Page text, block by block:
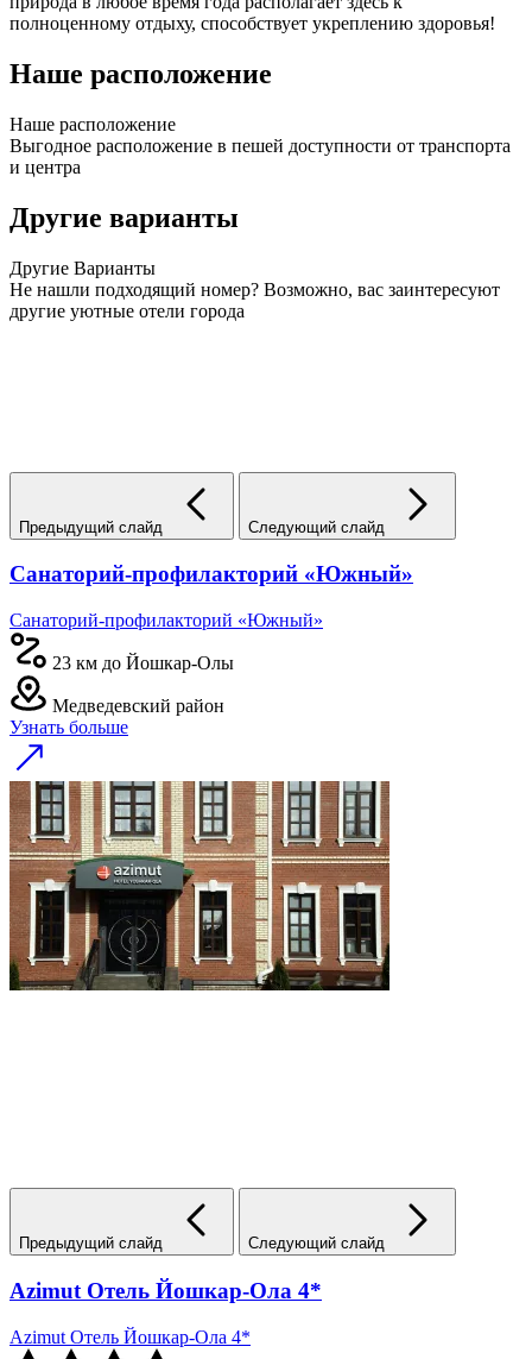
полноценному отдыху, способствует укреплению здоровья!
Наше расположение
Наше расположение
Выгодное расположение в пешей доступности от транспорта
и центра
Другие варианты
Другие Варианты
Не нашли подходящий номер? Возможно, вас заинтересуют
другие уютные отели города
Предыдущий слайд Следующий слайд
Санаторий-профилакторий «Южный»
Санаторий-профилакторий «Южный»
23 км до Йошкар-Олы
Медведевский район
Узнать больше
Предыдущий слайд Следующий слайд
Azimut Отель Йошкар-Ола 4*
Azimut Отель Йошкар-Ола 4*